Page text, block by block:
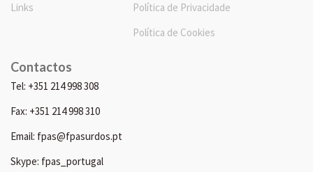
Links
Política de Privacidade
Política de Cookies
Contactos
Tel: +351 214 998 308
Fax: +351 214 998 310
Email: fpas@fpasurdos.pt
Skype: fpas_portugal